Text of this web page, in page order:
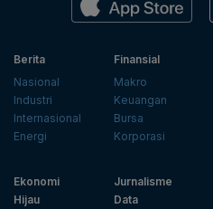
Berita
Nasional
Industri
Internasional
Energi
Finansial
Makro
Keuangan
Bursa
Korporasi
Ekonomi
Hijau
Jurnalisme
Data